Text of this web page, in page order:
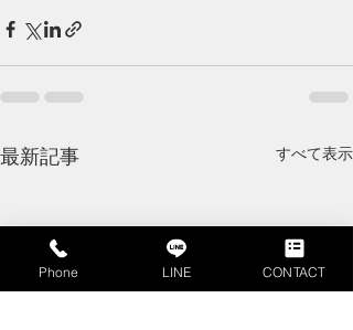
最新記事 すべて表示
Phone LINE CONTACT